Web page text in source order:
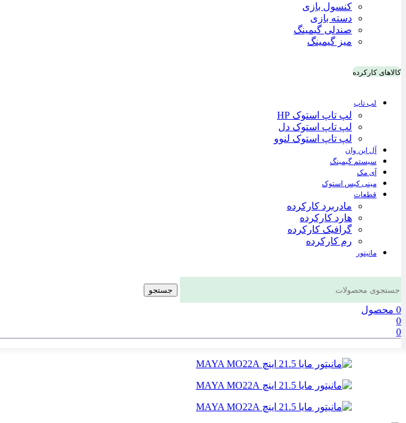
کنسول بازی
دسته بازی
صندلی گیمینگ
میز گیمینگ
کالاهای کارکرده
لپ تاپ
لپ تاپ استوک HP
لپ تاپ استوک دل
لپ تاپ استوک لنوو
آل این وان
سیستم گیمینگ
آی مک
مینی کیس استوک
قطعات
مادربرد کارکرده
هارد کارکرده
گرافیک کارکرده
رم کارکرده
مانیتور
جستجو
0 محصول
0
0